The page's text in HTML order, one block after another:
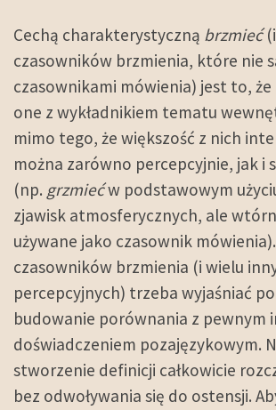
Cechą charakterystyczną brzmieć(i
czasowników brzmienia, które nie
czasownikami mówienia) jest to, że
one z wykładnikiem tematu
mimo tego, że większość z nich
można zarówno percepcyjnie, jak i
(np. grzmiećw podstawowym
zjawisk atmosferycznych, ale
używane jako czasownik
czasowników brzmienia (i wielu
percepcyjnych) trzeba wyjaśniać
budowanie porównania z pewnym
doświadczeniem pozajęzykowym.
stworzenie definicji całkowicie
bez odwoływania się do ostensji.